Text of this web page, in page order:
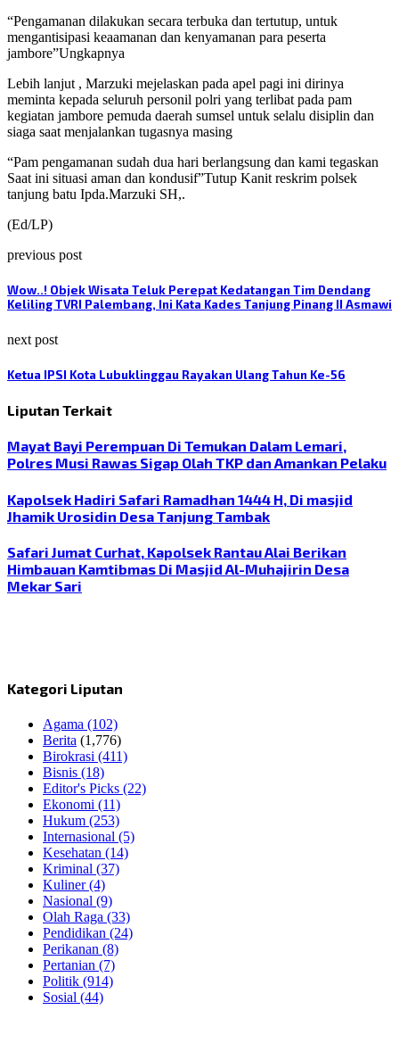
“Pengamanan dilakukan secara terbuka dan tertutup, untuk
mengantisipasi keaamanan dan kenyamanan para peserta
jambore”Ungkapnya
Lebih lanjut , Marzuki mejelaskan pada apel pagi ini dirinya
meminta kepada seluruh personil polri yang terlibat pada pam
kegiatan jambore pemuda daerah sumsel untuk selalu disiplin dan
siaga saat menjalankan tugasnya masing
“Pam pengamanan sudah dua hari berlangsung dan kami tegaskan
Saat ini situasi aman dan kondusif”Tutup Kanit reskrim polsek
tanjung batu Ipda.Marzuki SH,.
(Ed/LP)
previous post
Wow..! Objek Wisata Teluk Perepat Kedatangan Tim Dendang
Keliling TVRI Palembang, Ini Kata Kades Tanjung Pinang II Asmawi
next post
Ketua IPSI Kota Lubuklinggau Rayakan Ulang Tahun Ke-56
Liputan Terkait
Mayat Bayi Perempuan Di Temukan Dalam Lemari,
Polres Musi Rawas Sigap Olah TKP dan Amankan Pelaku
Kapolsek Hadiri Safari Ramadhan 1444 H, Di masjid
Jhamik Urosidin Desa Tanjung Tambak
Safari Jumat Curhat, Kapolsek Rantau Alai Berikan
Himbauan Kamtibmas Di Masjid Al-Muhajirin Desa
Mekar Sari
Kategori Liputan
Agama (102)
Berita (1,776)
Birokrasi (411)
Bisnis (18)
Editor's Picks (22)
Ekonomi (11)
Hukum (253)
Internasional (5)
Kesehatan (14)
Kriminal (37)
Kuliner(4)
Nasional (9)
Olah Raga (33)
Pendidikan (24)
Perikanan (8)
Pertanian (7)
Politik (914)
Sosial (44)